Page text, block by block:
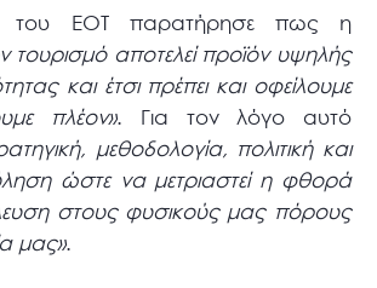
του ΕΟΤ παρατήρησε πως η
τουρισμό αποτελεί προϊόν υψηλής
και έτσι πρέπει και οφείλουμε
πλέον». Για τον λόγο αυτό
μεθοδολογία, πολιτική και
ώστε να μετριαστεί η φθορά
στους φυσικούς μας πόρους
μας».